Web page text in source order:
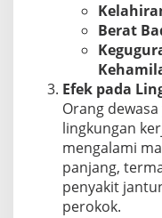
Berat
Efek pada
Orang
lingkungan
mengalami
panjang,
penyakit
perokok.